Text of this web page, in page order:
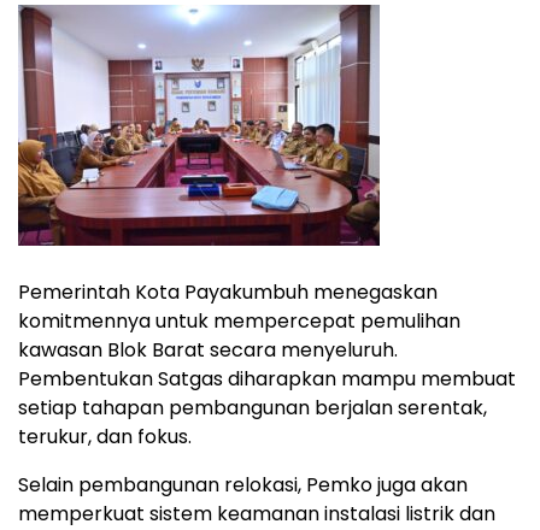
Pemerintah Kota Payakumbuh menegaskan
komitmennya untuk mempercepat pemulihan
kawasan Blok Barat secara menyeluruh.
Pembentukan Satgas diharapkan mampu membuat
setiap tahapan pembangunan berjalan serentak,
terukur, dan fokus.
Selain pembangunan relokasi, Pemko juga akan
memperkuat sistem keamanan instalasi listrik dan